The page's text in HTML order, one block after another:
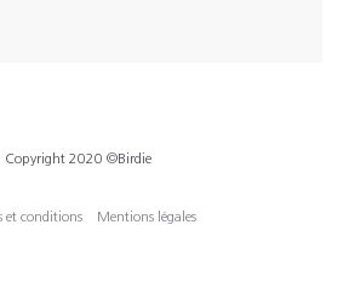
Copyright 2020 ©Birdie
et conditions Mentions légales